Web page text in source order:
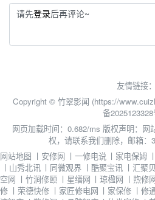
请先登录后再评论~
友情链接：
Copyright © 竹翠影闻 (https://
备
网页加载时间：0.682/ms 版权声明：网
权，请联系我们删除，邮箱：
网站地图 丨 安修网 丨 一修电说 丨 家电保姆 丨
丨 山秀北讯 丨 同微观界 丨 酷聚宝讯 丨 汇聚
空网 丨 竹涧修颐 丨 星缮网 丨琼楹网 丨 煦修
修 丨 荣德快修 丨 家匠修电网 丨 家保修 丨 修